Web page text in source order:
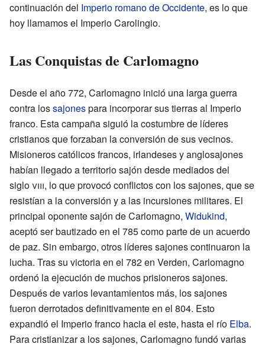
continuación del Imperio romano de Occidente, es lo que
hoy llamamos el Imperio Carolingio.
Las Conquistas de Carlomagno
Desde el año 772, Carlomagno inició una larga guerra
contra lossajonespara incorporar sus tierras al Imperio
franco. Esta campaña siguió la costumbre de líderes
cristianos que forzaban la conversión de sus vecinos.
Misioneros católicos francos, irlandeses y anglosajones
habían llegado a territorio sajón desde mediados del
sigloviii, lo que provocó conflictos con los sajones, que se
resistían a la conversión y a las incursiones militares. El
principal oponente sajón de Carlomagno, Widukind,
aceptó ser bautizado en el 785 como parte de un acuerdo
de paz. Sin embargo, otros líderes sajones continuaron la
lucha. Tras su victoria en el 782 en Verden, Carlomagno
ordenó la ejecución de muchos prisioneros sajones.
Después de varios levantamientos más, los sajones
fueron derrotados definitivamente en el 804. Esto
expandió el Imperio franco hacia el este, hasta el río Elba.
Para cristianizar a los sajones, Carlomagno fundó varias